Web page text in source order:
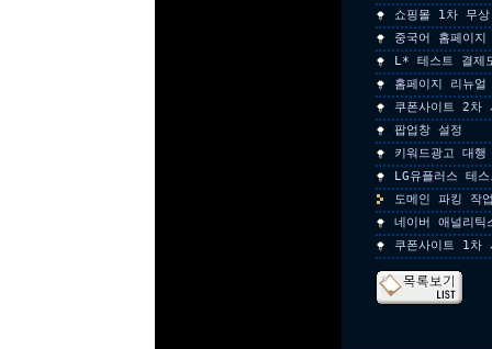
쇼핑몰 1차 무
중국어 홈페이지
L* 테스트 결제
홈페이지 리뉴
쿠폰사이트 2차
팝업창 설정
키워드광고 대행
LG유플러스 테
도메인 파킹 작
네이버 애널리틱
쿠폰사이트 1차